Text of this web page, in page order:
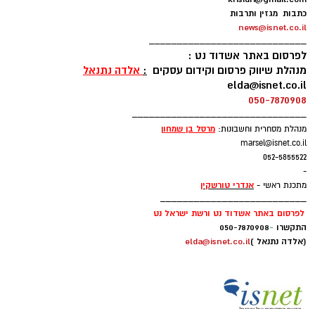
כתבות מגזין ותרבות
news@isnet.co.il
____________________________
לפרסום באתר אשדוד נט :
מנהלת שיווק פרסום וקידום עסקים : אלדה נתנאל
elda@isnet.co.il
050-7870908
_______________________________
מנהלת מסחרית וחשבונות: מרסל בן שמחון
marsel@isnet.co.il
052-5855522
-
מתכנת ראשי - אנדרי טורשקין
__________________________
לפרסום באתר אשדוד נט ורשת ישראל נט
התקשרו -
050-7870908
(אלדה נתנאל )elda@isnet.co.il